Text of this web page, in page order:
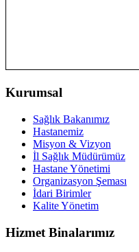
Kurumsal
Sağlık Bakanımız
Hastanemiz
Misyon & Vizyon
İl Sağlık Müdürümüz
Hastane Yönetimi
Organizasyon Şeması
İdari Birimler
Kalite Yönetim
Hizmet Binalarımız